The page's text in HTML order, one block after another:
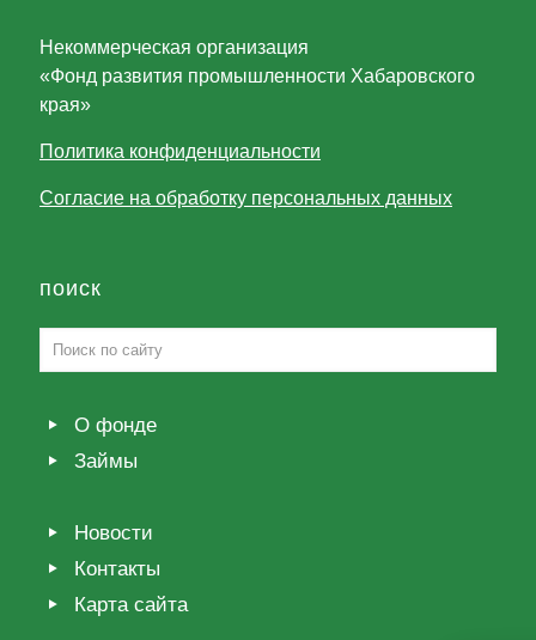
Некоммерческая организация
«Фонд развития промышленности Хабаровского
края»
Политика конфиденциальности
Согласие на обработку персональных данных
поиск
О фонде
Займы
Новости
Контакты
Карта сайта